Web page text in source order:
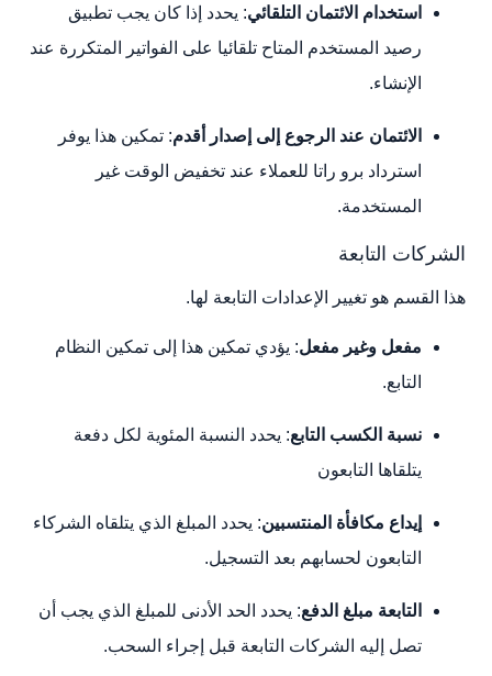
استخدام الائتمان التلقائي: يحدد إذا كان يجب تطبيق
رصيد المستخدم المتاح تلقائيا على الفواتير المتكررة عند
الإنشاء.
الائتمان عند الرجوع إلى إصدار أقدم: تمكين هذا يوفر
استرداد برو راتا للعملاء عند تخفيض الوقت غير
المستخدمة.
الشركات التابعة
هذا القسم هو تغيير الإعدادات التابعة لها.
مفعل وغير مفعل: يؤدي تمكين هذا إلى تمكين النظام
التابع.
نسبة الكسب التابع: يحدد النسبة المئوية لكل دفعة
يتلقاها التابعون
إيداع مكافأة المنتسبين: يحدد المبلغ الذي يتلقاه الشركاء
التابعون لحسابهم بعد التسجيل.
التابعة مبلغ الدفع: يحدد الحد الأدنى للمبلغ الذي يجب أن
تصل إليه الشركات التابعة قبل إجراء السحب.